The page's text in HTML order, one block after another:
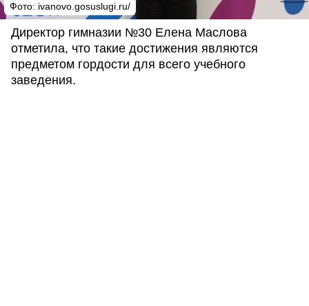
Фото: ivanovo.gosuslugi.ru/
Директор гимназии №30 Елена Маслова
отметила, что такие достижения являются
предметом гордости для всего учебного
заведения.